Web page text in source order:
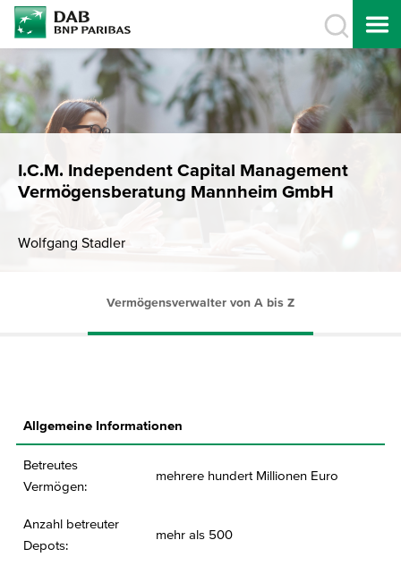
I.C.M. Independent Capital Management
Vermögensberatung Mannheim GmbH
Wolfgang Stadler
Vermögensverwalter von A bis Z
Allgemeine Informationen
Betreutes
Vermögen:
mehrere hundert Millionen Euro
Anzahl betreuter
Depots:
mehr als 500